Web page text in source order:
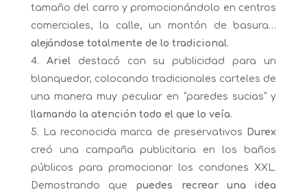
tamaño del carro y promocionándolo en centros
comerciales, la calle, un montón de basura…
alejándose totalmente de lo tradicional.
Arieldestacó con su publicidad para un
blanquedor, colocando tradicionales carteles de
una manera muy peculiar en “paredes sucias” y
llamando la atención todo el que lo veía.
La reconocida marca de preservativos
Durex
creó una campaña publicitaria en los baños
públicos para promocionar los condones XXL.
Demostrando que puedes recrear una idea